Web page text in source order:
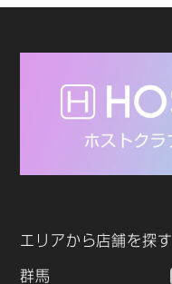
エリアから店舗を探す
群馬